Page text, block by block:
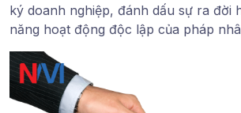
ký doanh nghiệp, đánh dấu sự ra đời
năng hoạt động độc lập của pháp